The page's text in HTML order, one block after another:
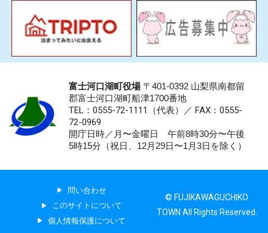
富士河口湖町役場〒401-0392 山梨県南都留
郡富士河口湖町船津1700番地
TEL：0555-72-1111 （代表）／ FAX：0555-
72-0969
開庁日時／月〜金曜日 午前8時30分〜午後
5時15分（祝日、12月29日〜1月3日を除く）
問い合わせ
このサイトについて
個人情報保護について
© FUJIKAWAGUCHIKO
TOWN All Rights Reserved.